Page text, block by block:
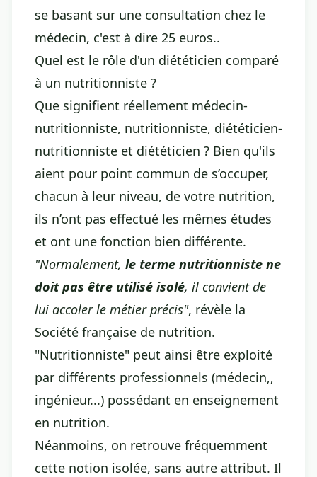
se basant sur une consultation chez le
médecin, c'est à dire 25 euros..
Quel est le rôle d'un diététicien comparé
à un nutritionniste ?
Que signifient réellement médecin-
nutritionniste, nutritionniste, diététicien-
nutritionniste et diététicien ? Bien qu'ils
aient pour point commun de s’occuper,
chacun à leur niveau, de votre nutrition,
ils n’ont pas effectué les mêmes études
et ont une fonction bien différente.
"Normalement, le terme nutritionniste ne
doit pas être utilisé isolé, il convient de
lui accoler le métier précis", révèle la
Société française de nutrition.
"Nutritionniste" peut ainsi être exploité
par différents professionnels (médecin,,
ingénieur...) possédant en enseignement
en nutrition.
Néanmoins, on retrouve fréquemment
cette notion isolée, sans autre attribut. Il